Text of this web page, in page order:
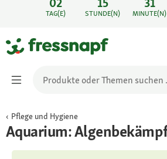
TAG(E) STUNDE(N) MINUTE(N)
Pflege und Hygiene
Aquarium: